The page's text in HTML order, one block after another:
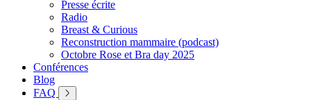
Presse écrite
Radio
Breast & Curious
Reconstruction mammaire (podcast)
Octobre Rose et Bra day 2025
Conférences
Blog
FAQ